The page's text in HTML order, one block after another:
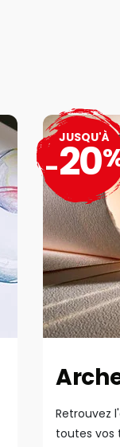
Retrouvez
toutes vos
JUSQU'À
-20